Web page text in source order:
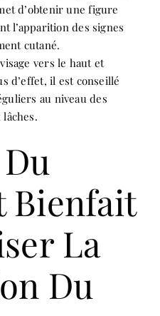
d’obtenir une figure
l’apparition des signes
cutané.
vers le haut et
d’effet, il est conseillé
au niveau des
Bienfait
La
Du